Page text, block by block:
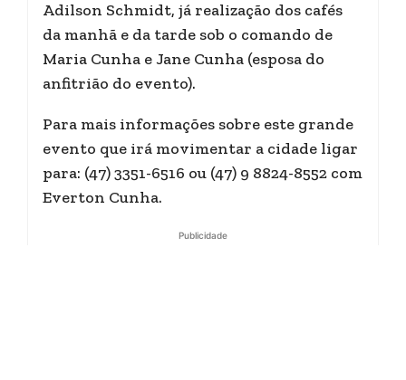
Adilson Schmidt, já realização dos cafés
da manhã e da tarde sob o comando de
Maria Cunha e Jane Cunha (esposa do
anfitrião do evento).
Para mais informações sobre este grande
evento que irá movimentar a cidade ligar
para: (47) 3351-6516 ou (47) 9 8824-8552 com
Everton Cunha.
Publicidade